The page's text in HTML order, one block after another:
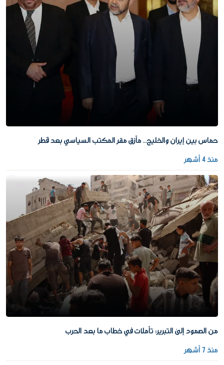
حماس بين إيران والخليج.. مأزق مقر المكتب السياسي بعد قطر
منذ 4 أشهر
من الصمود إلى التبرير: تأملات في خطاب ما بعد الحرب
منذ 7 أشهر